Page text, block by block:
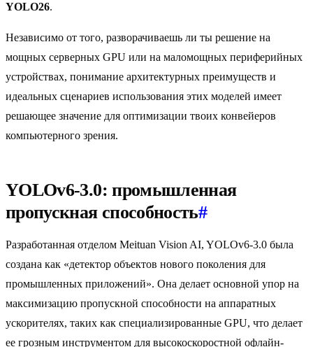
YOLO26.
Независимо от того, разворачиваешь ли ты решение на
мощных серверных GPU или на маломощных периферийных
устройствах, понимание архитектурных преимуществ и
идеальных сценариев использования этих моделей имеет
решающее значение для оптимизации твоих конвейеров
компьютерного зрения.
YOLOv6-3.0: промышленная
пропускная способность#
Разработанная отделом Meituan Vision AI, YOLOv6-3.0 была
создана как «детектор объектов нового поколения для
промышленных приложений». Она делает основной упор на
максимизацию пропускной способности на аппаратных
ускорителях, таких как специализированные GPU, что делает
ее грозным инструментом для высокоскоростной офлайн-